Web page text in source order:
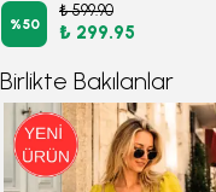
%50
₺ 599.90
₺ 299.95
Birlikte Bakılanlar